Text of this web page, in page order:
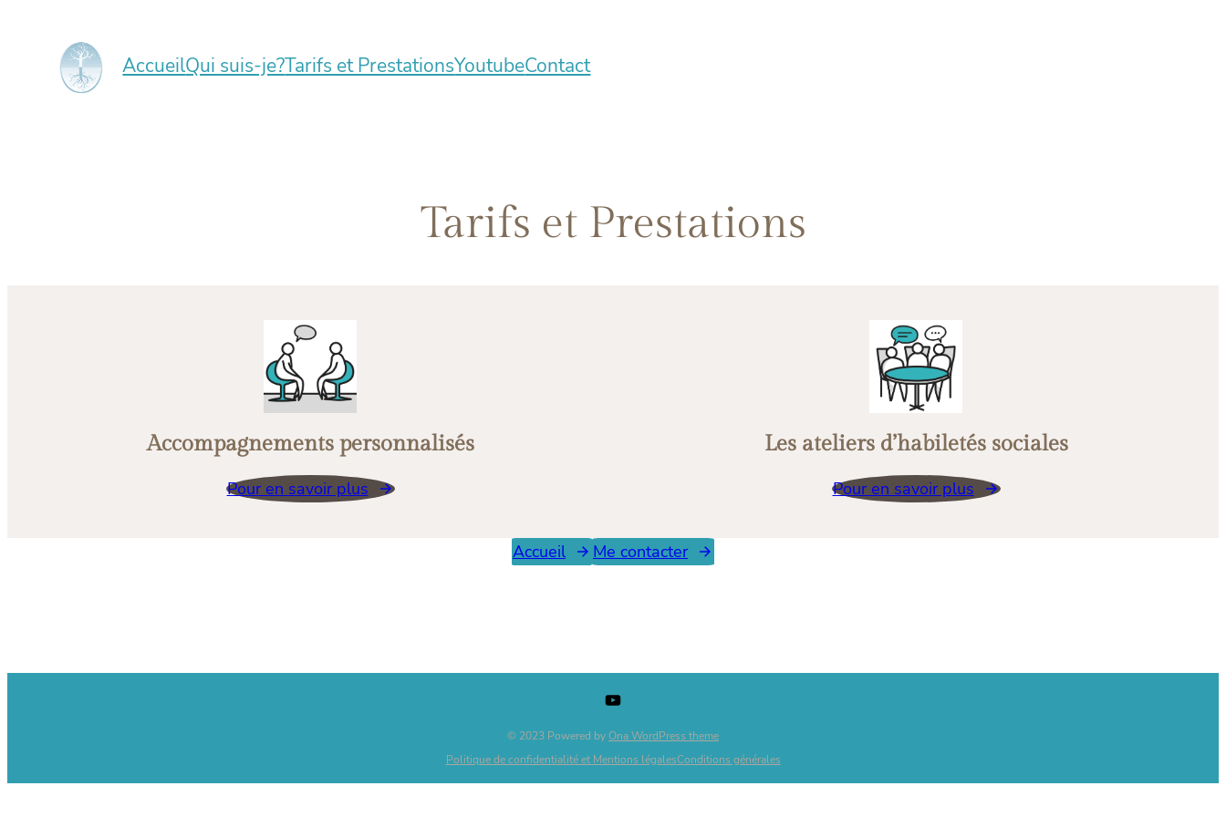
contenu
AccueilQui suis-je?Tarifs et PrestationsYoutubeContact
Tarifs et Prestations
Accompagnements personnalisés
Pour en savoir plus
Les ateliers d’habiletés sociales
Pour en savoir plus
Accueil Me contacter
YouTube
© 2023 Powered byOna WordPress theme
Politique de confidentialité et Mentions légalesConditions générales